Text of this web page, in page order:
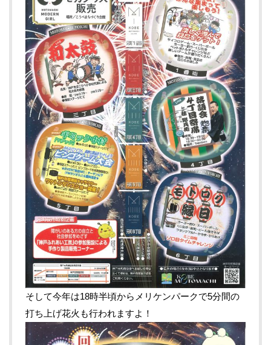
そして今年は18時半頃からメリケンパークで5分間の
打ち上げ花火も行われますよ！